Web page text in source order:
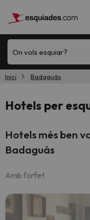
On vols esquiar?
Inici Badaguás
Hotels per
Hotels més ben
Badaguás
Amb forfet